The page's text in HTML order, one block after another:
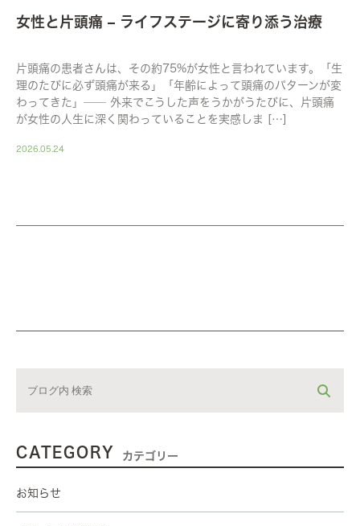
女性と片頭痛 – ライフステージに寄り添う治療
片頭痛の患者さんは、その約75%が女性と言われています。「生
理のたびに必ず頭痛が来る」「年齢によって頭痛のパターンが変
わってきた」── 外来でこうした声をうかがうたびに、片頭痛
が女性の人生に深く関わっていることを実感しま […]
2026.05.24
CATEGORY カテゴリー
お知らせ